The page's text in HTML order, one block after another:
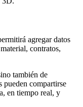
agregar datos
contratos,
también de
pueden compartirse
en tiempo real, y